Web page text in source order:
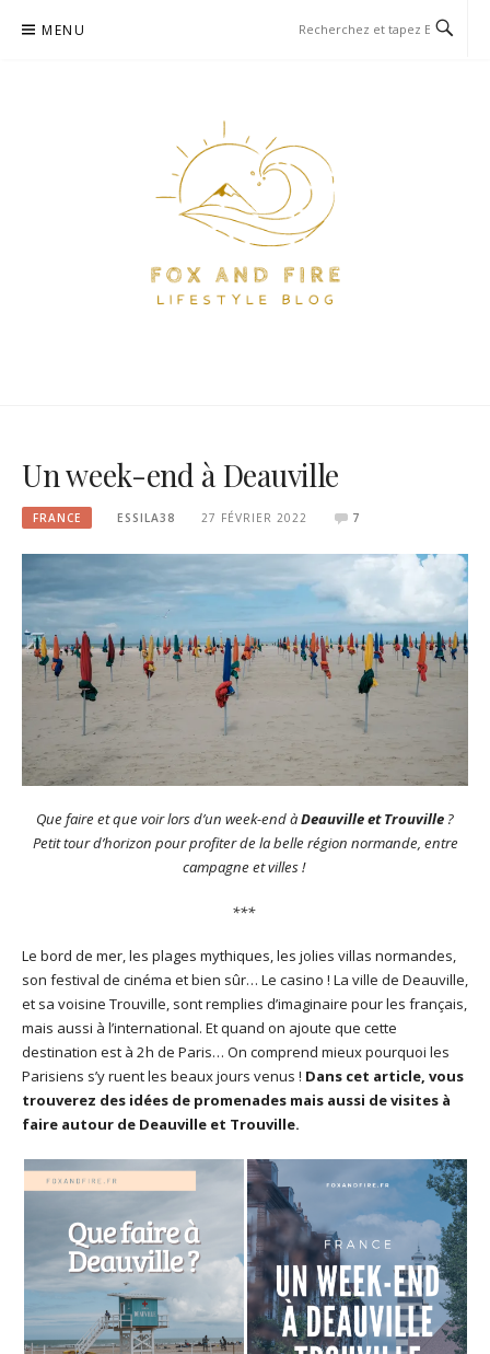
MENU
Un week-end à Deauville
FRANCE ESSILA38 27 FÉVRIER 2022 7
Que faire et que voir lors d’un week-end àDeauville et Trouville ?
Petit tour d’horizon pour profiter de la belle région normande, entre
campagne et villes !
***
Le bord de mer, les plages mythiques, les jolies villas normandes,
son festival de cinéma et bien sûr… Le casino ! La ville de Deauville,
et sa voisine Trouville, sont remplies d’imaginaire pour les français,
mais aussi à l’international. Et quand on ajoute que cette
destination est à 2h de Paris… On comprend mieux pourquoi les
Parisiens s’y ruent les beaux jours venus ! Dans cet article, vous
trouverez des idées de promenades mais aussi de visites à
faire autour de Deauville et Trouville.